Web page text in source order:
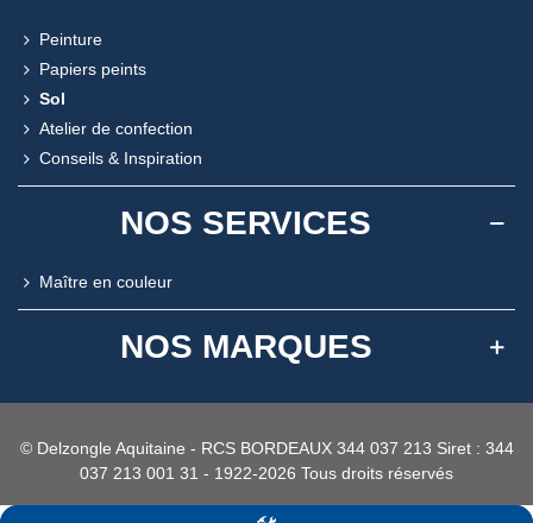
Peinture
Papiers peints
Sol
Atelier de confection
Conseils & Inspiration
NOS SERVICES
Maître en couleur
NOS MARQUES
© Delzongle Aquitaine - RCS BORDEAUX 344 037 213 Siret : 344
037 213 001 31 - 1922-2026 Tous droits réservés